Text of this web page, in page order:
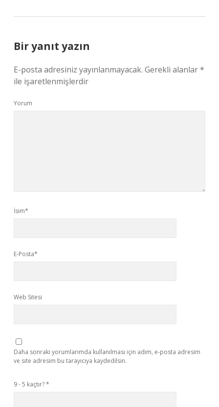
Bir yanıt yazın
E-posta adresiniz yayınlanmayacak. Gerekli alanlar*
ile işaretlenmişlerdir
Yorum
İsim*
E-Posta*
Web Sitesi
Daha sonraki yorumlarımda kullanılması için adım, e-posta adresim
ve site adresim bu tarayıcıya kaydedilsin.
9 - 5 kaçtır?*